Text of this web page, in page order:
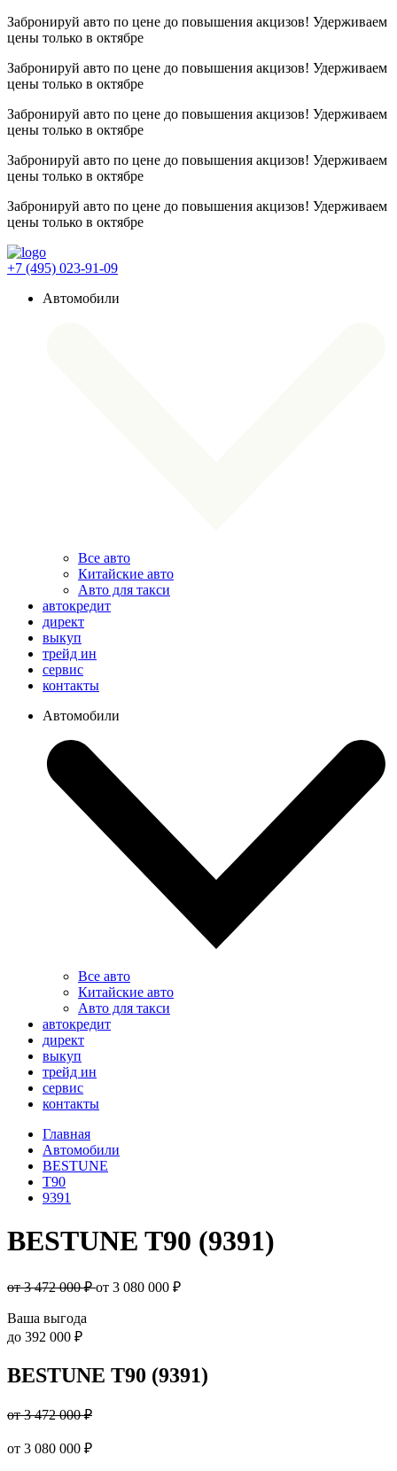
Забронируй авто по цене до повышения акцизов! Удерживаем
цены только в октябре
Забронируй авто по цене до повышения акцизов! Удерживаем
цены только в октябре
Забронируй авто по цене до повышения акцизов! Удерживаем
цены только в октябре
Забронируй авто по цене до повышения акцизов! Удерживаем
цены только в октябре
Забронируй авто по цене до повышения акцизов! Удерживаем
цены только в октябре
+7 (495) 023-91-09
Автомобили
Все авто
Китайские авто
Авто для такси
автокредит
директ
выкуп
трейд ин
сервис
контакты
Автомобили
Все авто
Китайские авто
Авто для такси
автокредит
директ
выкуп
трейд ин
сервис
контакты
Главная
Автомобили
BESTUNE
T90
9391
BESTUNE T90 (9391)
от 3 472 000 ₽от 3 080 000 ₽
Ваша выгода
до 392 000 ₽
BESTUNE T90 (9391)
от 3 472 000 ₽
от 3 080 000 ₽